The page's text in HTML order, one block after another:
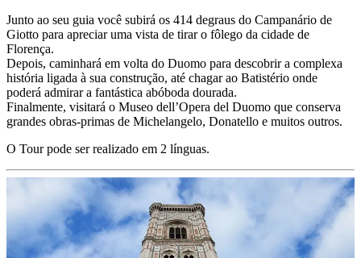
Junto ao seu guia você subirá os 414 degraus do Campanário de
Giotto para apreciar uma vista de tirar o fôlego da cidade de
Florença.
Depois, caminhará em volta do Duomo para descobrir a complexa
história ligada à sua construção, até chagar ao Batistério onde
poderá admirar a fantástica abóboda dourada.
Finalmente, visitará o Museo dell’Opera del Duomo que conserva
grandes obras-primas de Michelangelo, Donatello e muitos outros.
O Tour pode ser realizado em 2 línguas.